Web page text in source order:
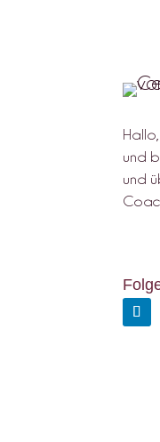
Hallo,
und
und